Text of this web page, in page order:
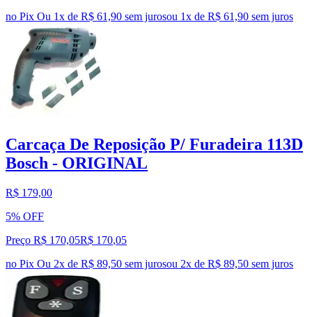
no Pix Ou 1x de R$ 61,90 sem jurosou 1x de R$ 61,90 sem juros
Carcaça De Reposição P/ Furadeira 113D
Bosch - ORIGINAL
R$ 179,00
5% OFF
Preço R$ 170,05R$ 170,05
no Pix Ou 2x de R$ 89,50 sem jurosou 2x de R$ 89,50 sem juros